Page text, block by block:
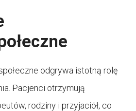
odgrywa istotną rolę
Pacjenci otrzymują
rodziny i przyjaciół, co